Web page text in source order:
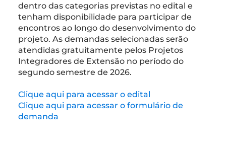
dentro das categorias previstas no edital e
tenham disponibilidade para participar de
encontros ao longo do desenvolvimento do
projeto. As demandas selecionadas serão
atendidas gratuitamente pelos Projetos
Integradores de Extensão no período do
segundo semestre de 2026.
Clique aqui para acessar o edital
Clique aqui para acessar o formulário de
demanda